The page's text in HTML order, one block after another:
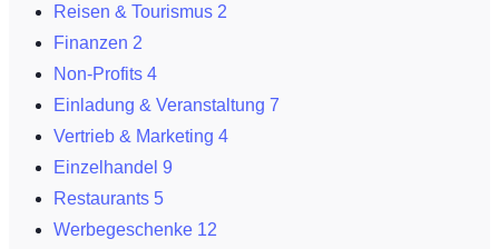
Reisen & Tourismus 2
Finanzen 2
Non-Profits 4
Einladung & Veranstaltung 7
Vertrieb & Marketing 4
Einzelhandel 9
Restaurants 5
Werbegeschenke 12